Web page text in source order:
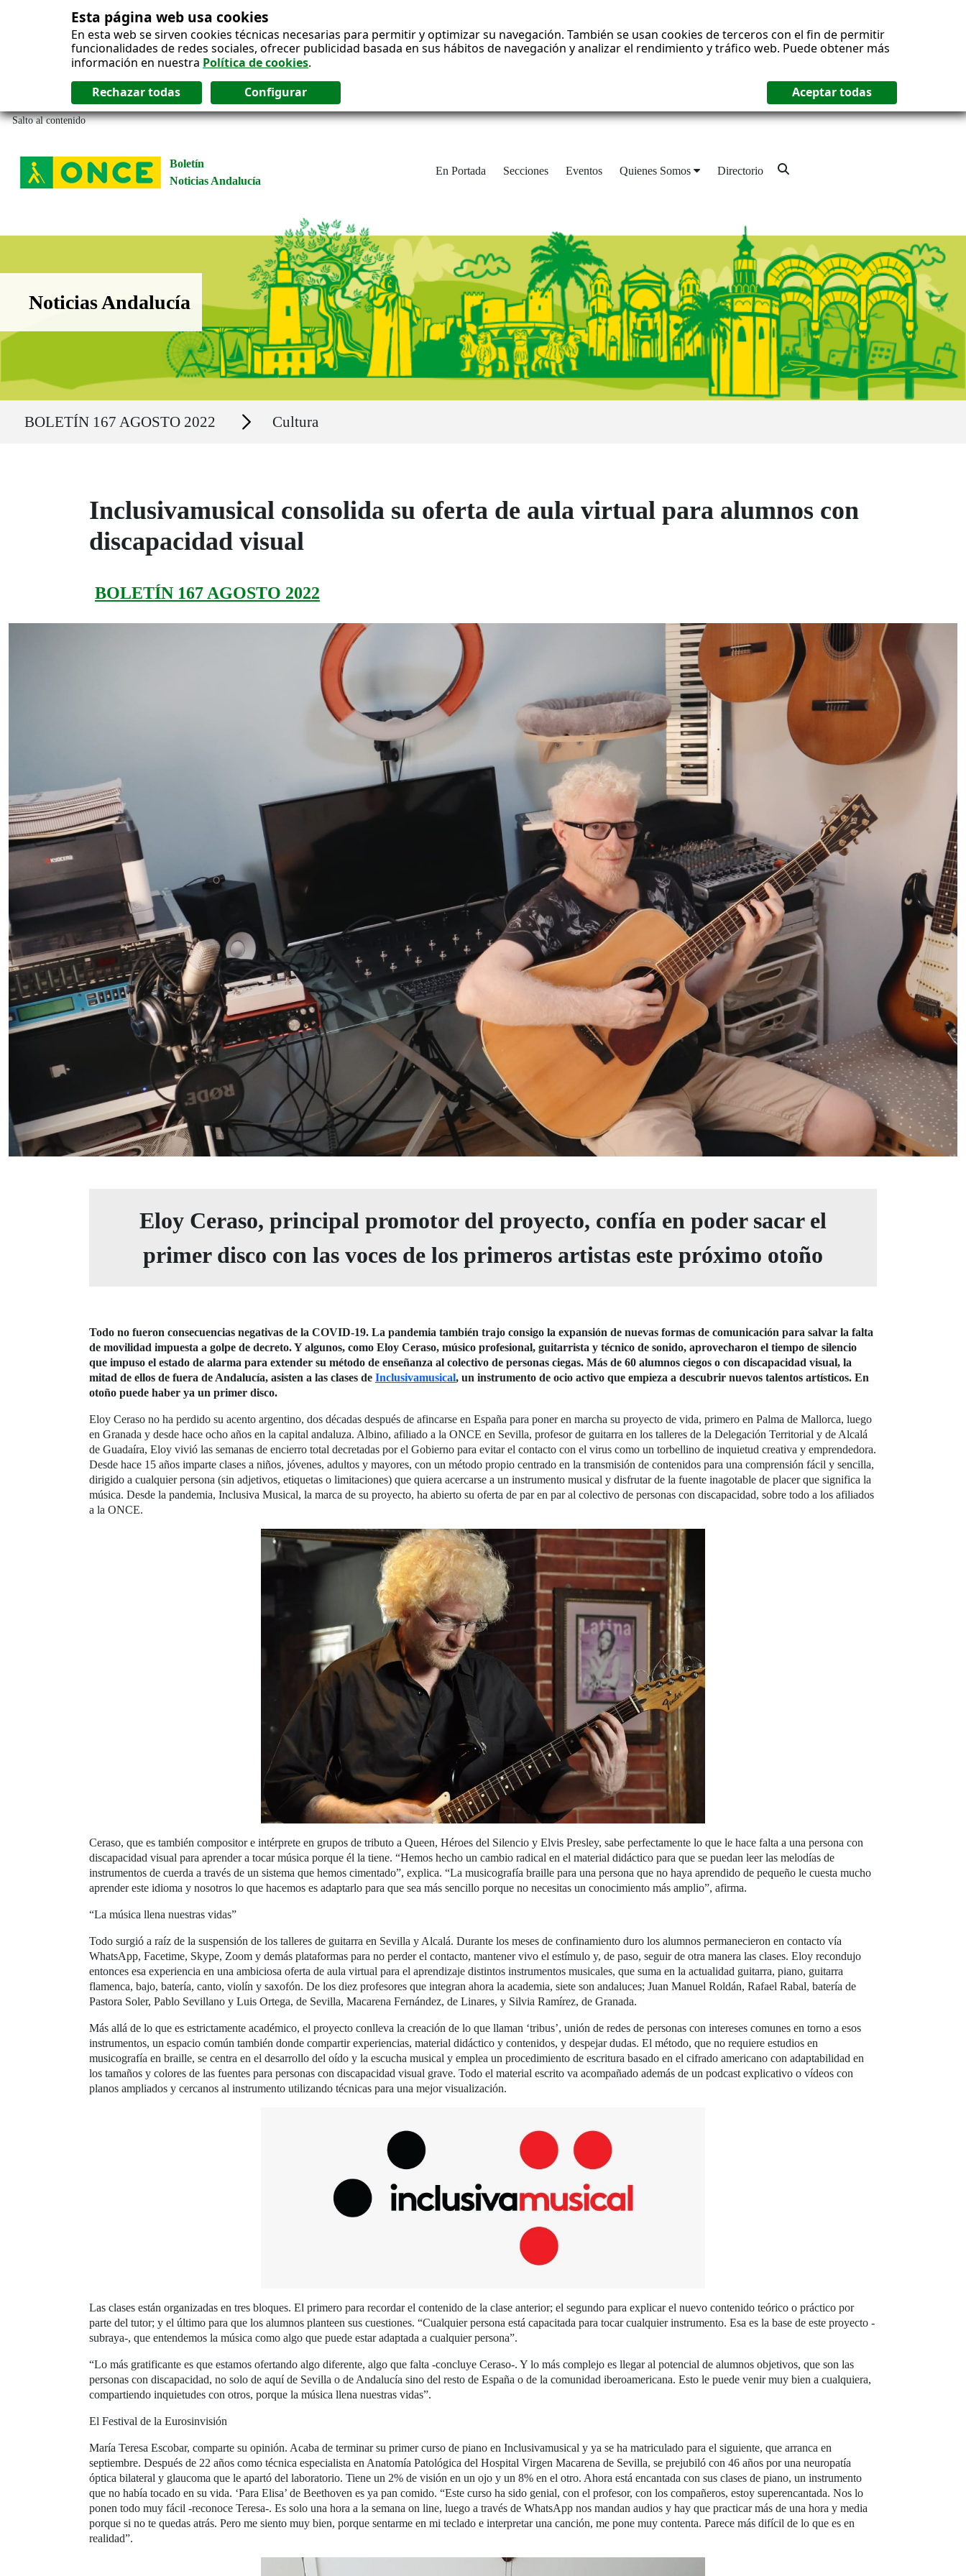
Esta página web usa cookies
En esta web se sirven cookies técnicas necesarias para permitir y optimizar su navegación. También se usan cookies de terceros con el fin de permitir
funcionalidades de redes sociales, ofrecer publicidad basada en sus hábitos de navegación y analizar el rendimiento y tráfico web. Puede obtener más
información en nuestra Política de cookies.
Salto al contenido
Boletín
Noticias Andalucía
En Portada Secciones Eventos Quienes Somos Directorio
Boletín Noticias Andalucía
Noticias Andalucía
BOLETÍN 167 AGOSTO 2022 Secciones Cultura
Inclusivamusical consolida su oferta de aula virtual para alumnos con
discapacidad visual
BOLETÍN 167 AGOSTO 2022
Eloy Ceraso, principal promotor del proyecto, confía en poder sacar el
primer disco con las voces de los primeros artistas este próximo otoño
Todo no fueron consecuencias negativas de la COVID-19. La pandemia también trajo consigo la expansión de nuevas formas de comunicación para salvar la falta
de movilidad impuesta a golpe de decreto. Y algunos, como Eloy Ceraso, músico profesional, guitarrista y técnico de sonido, aprovecharon el tiempo de silencio
que impuso el estado de alarma para extender su método de enseñanza al colectivo de personas ciegas. Más de 60 alumnos ciegos o con discapacidad visual, la
mitad de ellos de fuera de Andalucía, asisten a las clases de Inclusivamusical, un instrumento de ocio activo que empieza a descubrir nuevos talentos artísticos. En
otoño puede haber ya un primer disco.
Eloy Ceraso no ha perdido su acento argentino, dos décadas después de afincarse en España para poner en marcha su proyecto de vida, primero en Palma de Mallorca, luego
en Granada y desde hace ocho años en la capital andaluza. Albino, afiliado a la ONCE en Sevilla, profesor de guitarra en los talleres de la Delegación Territorial y de Alcalá
de Guadaíra, Eloy vivió las semanas de encierro total decretadas por el Gobierno para evitar el contacto con el virus como un torbellino de inquietud creativa y emprendedora.
Desde hace 15 años imparte clases a niños, jóvenes, adultos y mayores, con un método propio centrado en la transmisión de contenidos para una comprensión fácil y sencilla,
dirigido a cualquier persona (sin adjetivos, etiquetas o limitaciones) que quiera acercarse a un instrumento musical y disfrutar de la fuente inagotable de placer que significa la
música. Desde la pandemia, Inclusiva Musical, la marca de su proyecto, ha abierto su oferta de par en par al colectivo de personas con discapacidad, sobre todo a los afiliados
a la ONCE.
Ceraso, que es también compositor e intérprete en grupos de tributo a Queen, Héroes del Silencio y Elvis Presley, sabe perfectamente lo que le hace falta a una persona con
discapacidad visual para aprender a tocar música porque él la tiene. “Hemos hecho un cambio radical en el material didáctico para que se puedan leer las melodías de
instrumentos de cuerda a través de un sistema que hemos cimentado”, explica. “La musicografía braille para una persona que no haya aprendido de pequeño le cuesta mucho
aprender este idioma y nosotros lo que hacemos es adaptarlo para que sea más sencillo porque no necesitas un conocimiento más amplio”, afirma.
“La música llena nuestras vidas”
Todo surgió a raíz de la suspensión de los talleres de guitarra en Sevilla y Alcalá. Durante los meses de confinamiento duro los alumnos permanecieron en contacto vía
WhatsApp, Facetime, Skype, Zoom y demás plataformas para no perder el contacto, mantener vivo el estímulo y, de paso, seguir de otra manera las clases. Eloy recondujo
entonces esa experiencia en una ambiciosa oferta de aula virtual para el aprendizaje distintos instrumentos musicales, que suma en la actualidad guitarra, piano, guitarra
flamenca, bajo, batería, canto, violín y saxofón. De los diez profesores que integran ahora la academia, siete son andaluces; Juan Manuel Roldán, Rafael Rabal, batería de
Pastora Soler, Pablo Sevillano y Luis Ortega, de Sevilla, Macarena Fernández, de Linares, y Silvia Ramírez, de Granada.
Más allá de lo que es estrictamente académico, el proyecto conlleva la creación de lo que llaman ‘tribus’, unión de redes de personas con intereses comunes en torno a esos
instrumentos, un espacio común también donde compartir experiencias, material didáctico y contenidos, y despejar dudas. El método, que no requiere estudios en
musicografía en braille, se centra en el desarrollo del oído y la escucha musical y emplea un procedimiento de escritura basado en el cifrado americano con adaptabilidad en
los tamaños y colores de las fuentes para personas con discapacidad visual grave. Todo el material escrito va acompañado además de un podcast explicativo o vídeos con
planos ampliados y cercanos al instrumento utilizando técnicas para una mejor visualización.
Las clases están organizadas en tres bloques. El primero para recordar el contenido de la clase anterior; el segundo para explicar el nuevo contenido teórico o práctico por
parte del tutor; y el último para que los alumnos planteen sus cuestiones. “Cualquier persona está capacitada para tocar cualquier instrumento. Esa es la base de este proyecto -
subraya-, que entendemos la música como algo que puede estar adaptada a cualquier persona”.
“Lo más gratificante es que estamos ofertando algo diferente, algo que falta -concluye Ceraso-. Y lo más complejo es llegar al potencial de alumnos objetivos, que son las
personas con discapacidad, no solo de aquí de Sevilla o de Andalucía sino del resto de España o de la comunidad iberoamericana. Esto le puede venir muy bien a cualquiera,
compartiendo inquietudes con otros, porque la música llena nuestras vidas”.
El Festival de la Eurosinvisión
María Teresa Escobar, comparte su opinión. Acaba de terminar su primer curso de piano en Inclusivamusical y ya se ha matriculado para el siguiente, que arranca en
septiembre. Después de 22 años como técnica especialista en Anatomía Patológica del Hospital Virgen Macarena de Sevilla, se prejubiló con 46 años por una neuropatía
óptica bilateral y glaucoma que le apartó del laboratorio. Tiene un 2% de visión en un ojo y un 8% en el otro. Ahora está encantada con sus clases de piano, un instrumento
que no había tocado en su vida. ‘Para Elisa’ de Beethoven es ya pan comido. “Este curso ha sido genial, con el profesor, con los compañeros, estoy superencantada. Nos lo
ponen todo muy fácil -reconoce Teresa-. Es solo una hora a la semana on line, luego a través de WhatsApp nos mandan audios y hay que practicar más de una hora y media
porque si no te quedas atrás. Pero me siento muy bien, porque sentarme en mi teclado e interpretar una canción, me pone muy contenta. Parece más difícil de lo que es en
realidad”.